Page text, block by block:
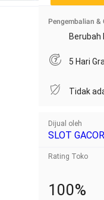
Pengembalian &
Berubah
5 Hari
Tidak
Dijual oleh
SLOT GACOR
Rating Toko
100%